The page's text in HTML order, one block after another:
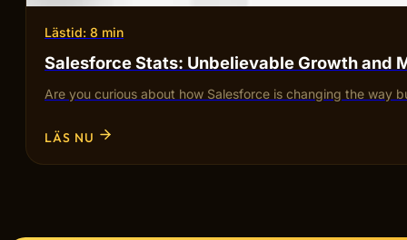
Lästid: 8 min
Salesforce Stats: Unbelievable Growth and
Are you curious about how Salesforce is changing the way
LÄS NU